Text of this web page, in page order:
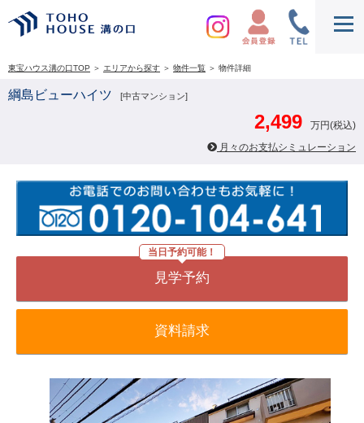
東宝ハウス溝の口TOP ＞ エリアから探す ＞ 物件一覧 ＞ 物件詳細
綱島ビューハイツ [中古マンション]
2,499
万円(税込)
月々のお支払シミュレーション
当日予約可能！
見学予約
資料請求